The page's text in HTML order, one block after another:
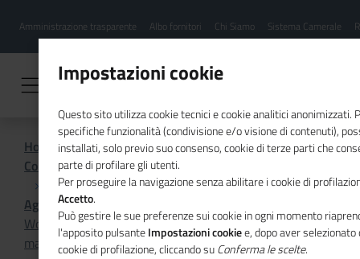
contenuto
Menu
hamburgher
Amministrazione trasparente Albo fornitori Chi Siamo Sistema Camerale
Home
Comunicazione istituzionale per il sistema camerale
Agenda
Workshop MISE sugli incentivi per valorizzare brevetti,
marchi e disegni
Impostazioni cookie
Questo sito utilizza cookie tecnici e cookie analitici anonimizzati.
specifiche funzionalità (condivisione e/o visione di contenuti),
installati, solo previo suo consenso, cookie di terze parti che
parte di profilare gli utenti.
Per proseguire la navigazione senza abilitare i cookie di
Accetto.
Può gestire le sue preferenze sui cookie in ogni momento
l'apposito pulsanteImpostazioni cookiee, dopo aver
cookie di profilazione, cliccando suConferma le scelte.